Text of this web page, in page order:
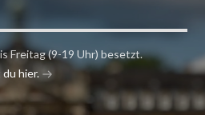
Freitag (9-19 Uhr) besetzt.
hier.